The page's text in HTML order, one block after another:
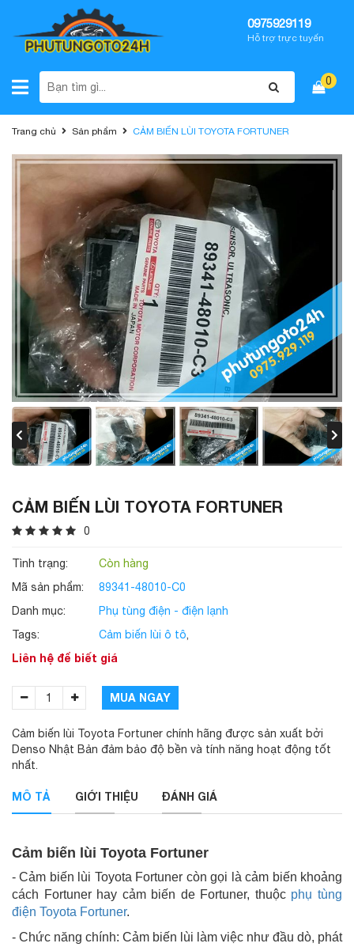
0975929119
Hỗ trợ trực tuyến
0
Trang chủ Sản phẩm CẢM BIẾN LÙI TOYOTA FORTUNER
CẢM BIẾN LÙI TOYOTA FORTUNER
0
Tình trạng:
Còn hàng
Mã sản phẩm:
89341-48010-C0
Danh mục:
Phụ tùng điện - điện lạnh
Tags:
Cảm biến lùi ô tô,
Liên hệ để biết giá
MUA NGAY
Cảm biến lùi Toyota Fortuner chính hãng được sản xuất bởi
Denso Nhật Bản đảm bảo độ bền và tính năng hoạt động tốt
nhất.
MÔ TẢ GIỚI THIỆU ĐÁNH GIÁ
Cảm biến lùi Toyota Fortuner
- Cảm biến lùi Toyota Fortuner còn gọi là cảm biến khoảng
cách Fortuner hay cảm biến de Fortuner, thuộc phụ tùng
điện Toyota Fortuner.
- Chức năng chính: Cảm biến lùi làm việc như đầu dò, phát